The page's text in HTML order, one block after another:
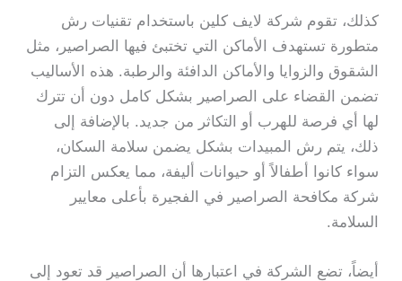
كذلك، تقوم شركة لايف كلين باستخدام تقنيات رش
متطورة تستهدف الأماكن التي تختبئ فيها الصراصير، مثل
الشقوق والزوايا والأماكن الدافئة والرطبة. هذه الأساليب
تضمن القضاء على الصراصير بشكل كامل دون أن تترك
لها أي فرصة للهرب أو التكاثر من جديد. بالإضافة إلى
ذلك، يتم رش المبيدات بشكل يضمن سلامة السكان،
سواء كانوا أطفالاً أو حيوانات أليفة، مما يعكس التزام
شركة مكافحة الصراصير في الفجيرة بأعلى معايير
السلامة.
أيضاً، تضع الشركة في اعتبارها أن الصراصير قد تعود إلى